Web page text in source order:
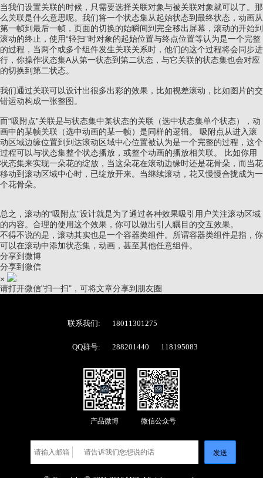
当我们设置关联的时候，只需要选择关联对象与被关联对象就可以了。那
么关联是什么意思呢。我们将一个状态集从起始状态到最终状态，动画从
第一帧到最后一帧，页面的切换的始瞬间到完全移出屏幕，滚动的开始到
滚动的终止，使用“轻扫”时对象的起始位置与终点位置等认为是一个完整
的过程，当两个或多个组件发生关联关系时，他们的这个过程将会同步进
行，你操作状态集A从第一状态到第二状态，与它关联的状态集也会对应
的切换到第二状态。
我们通过关联可以设计出很多出彩的效果，比如视差滚动，比如图片的交
错运动构成一张整图。
而“吸附点”关联是与状态集中某状态的关联（选中状态集单个状态），动
画中的某帧关联（选中动画的某一帧）是同样的逻辑。 吸附点从进入滚
动区域边缘位置到到达滚动区域中心位置被认为是一个完整的过程，这个
过程可以与状态集整个状态播放，或整个动画的播放相关联。 比如你用
状态集来实现一朵花的绽放，当这朵花在滚动边缘时还是花骨朵，而当花
移动到滚动区域中心时，已绽放开来。当继续滚动，花又慢慢合拢成为一
个花骨朵。
总之，滚动的“吸附点”设计就是为了通过各种效果吸引用户关注滚动区域
的内容。合理的使用这个效果，你可以做出引人瞩目的交互效果。
不得不说的是，滚动其实也是一个容器类组件。所谓容器类组件是指，你
可以在滚动中添加状态集，动画，甚至其他任意组件。
分享到微博
分享到微信
×
请打开微信"扫一扫"，可将文章分享到朋友圈
联系我们: 18011301275
QQ群号: 288201440 118195083
产品微博 微信公众号
发送